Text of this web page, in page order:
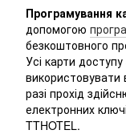
Програмування
допомогою
безкоштовного
Усі карти
використовувати
разі прохід
електронних
TTHOTEL.